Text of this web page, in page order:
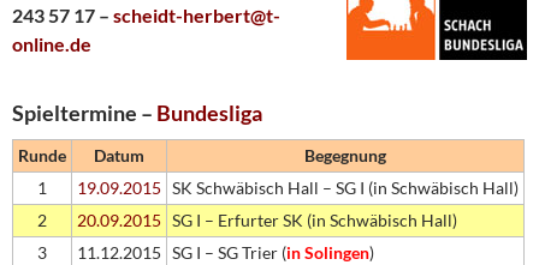
243 57 17 – scheidt-herbert@t-
online.de
Spieltermine – Bundesliga
Runde Datum
Begegnung
1
19.09.2015 SK Schwäbisch Hall – SG I (in Schwäbisch Hall)
2
20.09.2015 SG I – Erfurter SK (in Schwäbisch Hall)
3
11.12.2015 SG I – SG Trier (in Solingen)